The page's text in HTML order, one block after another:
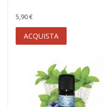
5,90 €
ACQUISTA